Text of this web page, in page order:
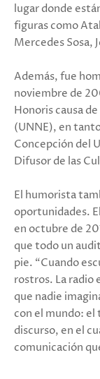
lugar donde
figuras como
Mercedes Sosa,
Además, fue
noviembre de
Honoris causa
(UNNE), en
Concepción del
Difusor de las
El humorista
oportunidades.
en octubre de
que todo un
pie. “Cuando
rostros. La radio
que nadie
con el mundo: el
discurso, en el
comunicación